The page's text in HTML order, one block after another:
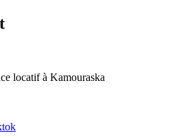
locatif à Kamouraska